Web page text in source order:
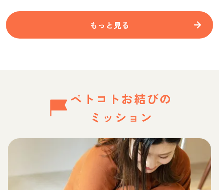
もっと見る
ペトコトお結びの
ミッション